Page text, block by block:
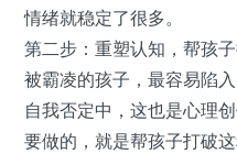
情绪就稳定了很多。
第二步：重塑认知，帮孩
被霸凌的孩子，最容易陷
自我否定中，这也是心理
要做的，就是帮孩子打破